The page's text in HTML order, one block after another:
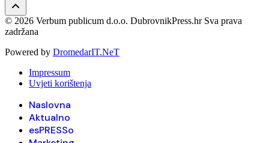
© 2026 Verbum publicum d.o.o. DubrovnikPress.hr Sva prava
zadržana
Powered by DromedarIT.NeT
Impressum
Uvjeti korištenja
Naslovna
Aktualno
esPRESSo